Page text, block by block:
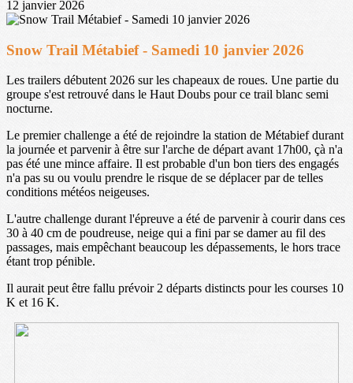
12 janvier 2026
Snow Trail Métabief - Samedi 10 janvier 2026
Les trailers débutent 2026 sur les chapeaux de roues. Une partie du
groupe s'est retrouvé dans le Haut Doubs pour ce trail blanc semi
nocturne.
Le premier challenge a été de rejoindre la station de Métabief durant
la journée et parvenir à être sur l'arche de départ avant 17h00, çà n'a
pas été une mince affaire. Il est probable d'un bon tiers des engagés
n'a pas su ou voulu prendre le risque de se déplacer par de telles
conditions météos neigeuses.
L'autre challenge durant l'épreuve a été de parvenir à courir dans ces
30 à 40 cm de poudreuse, neige qui a fini par se damer au fil des
passages, mais empêchant beaucoup les dépassements, le hors trace
étant trop pénible.
Il aurait peut être fallu prévoir 2 départs distincts pour les courses 10
K et 16 K.